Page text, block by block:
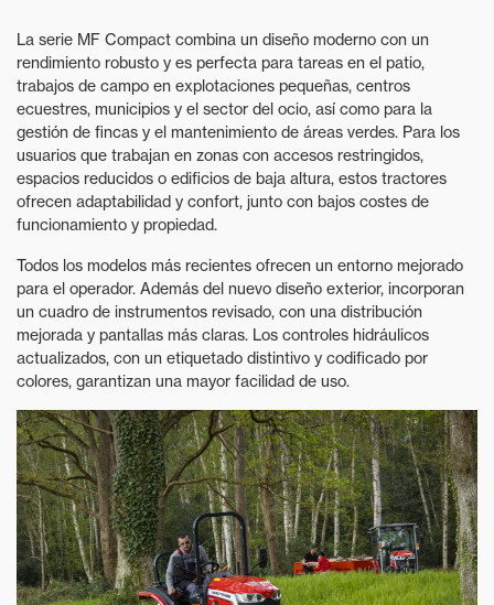
La serie MF Compact combina un diseño moderno con un
rendimiento robusto y es perfecta para tareas en el patio,
trabajos de campo en explotaciones pequeñas, centros
ecuestres, municipios y el sector del ocio, así como para la
gestión de fincas y el mantenimiento de áreas verdes. Para los
usuarios que trabajan en zonas con accesos restringidos,
espacios reducidos o edificios de baja altura, estos tractores
ofrecen adaptabilidad y confort, junto con bajos costes de
funcionamiento y propiedad.
Todos los modelos más recientes ofrecen un entorno mejorado
para el operador. Además del nuevo diseño exterior, incorporan
un cuadro de instrumentos revisado, con una distribución
mejorada y pantallas más claras. Los controles hidráulicos
actualizados, con un etiquetado distintivo y codificado por
colores, garantizan una mayor facilidad de uso.